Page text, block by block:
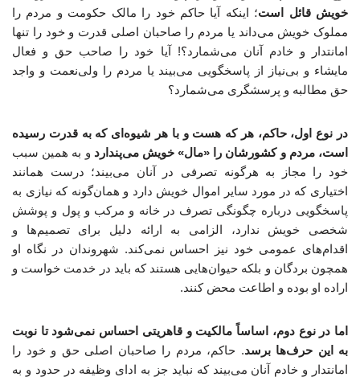
خویش قائل است؛ اینکه آیا حاکم خود را مالک حکومت و مردم را
مملوک خویش می‌داند یا مردم را صاحبان اصلی قدرت و خود را تنها
امانتدار و خادم آنان می‌شمارد؟! آیا خود را صاحب حق و فعال
مایشاء و بی‌نیاز از پاسخگویی می‌بیند یا مردم را ولی‌نعمت و واجد
حق مطالبه و پرسشگری می‌شمارد؟
در نوع اول، حاکم، هر که هست و با هر شیوه‌ای که به قدرت رسیده
است، مردم و کشورشان را «مال» خویش می‌پندارد و به همین سبب
خود را مجاز به هرگونه تصرفی در آنان می‌بیند؛ درست همانند
اختیاری که در مورد سایر اموال خویش دارد و همان‌گونه که نیازی به
پاسخگویی درباره چگونگی تصرف در خانه و مرکب و پول و پوشش
شخصی خویش ندارد، الزامی به ارائه دلیل برای تصمیم‌ها و
اقدام‌های عمومی خود نیز احساس نمی‌کند. شهروندان در نگاه او
همچون بردگان و بلکه حیوان‌هایی هستند که باید در خدمت خواست و
اراده او بوده و اطاعت محض کنند.
اما در نوع دوم، اساساً مالکیت و قاهریتی احساس نمی‌شود تا نوبت
به این حرف‌ها برسد. حاکم، مردم را صاحبان اصلی حق و خود را
امانتدار و خادم آنان می‌بیند که نباید جز به ادای وظیفه در حدود و به